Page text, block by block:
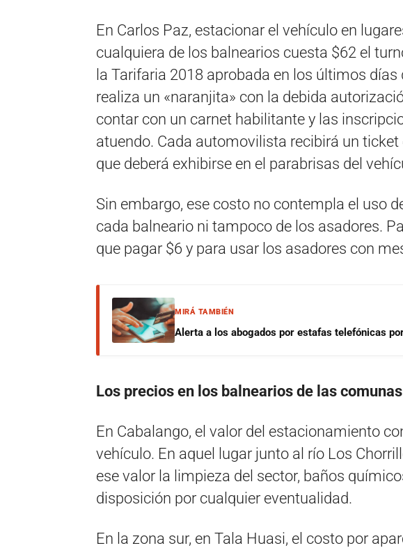
En Carlos Paz, estacionar el vehículo en
cualquiera de los balnearios cuesta $62 el
la Tarifaria 2018 aprobada en los últimos
realiza un «naranjita» con la debida
contar con un carnet habilitante y las
atuendo. Cada automovilista recibirá un
que deberá exhibirse en el parabrisas del
Sin embargo, ese costo no contempla el uso
cada balneario ni tampoco de los asadores.
que pagar $6 y para usar los asadores con
MIRÁ TAMBIÉN
Alerta a los abogados por estafas telefónicas
Los precios en los balnearios de las
En Cabalango, el valor del estacionamiento
vehículo. En aquel lugar junto al río Los
ese valor la limpieza del sector, baños
disposición por cualquier eventualidad.
En la zona sur, en Tala Huasi, el costo por